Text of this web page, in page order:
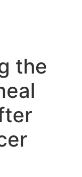
the